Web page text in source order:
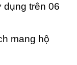
dụng trên 06
mang hộ